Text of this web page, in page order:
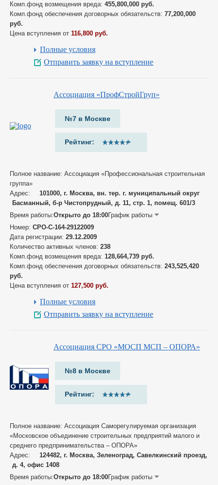
Комп.фонд возмещения вреда: 455,800,000 руб.
Комп.фонд обеспечения договорных обязательств: 77,200,000
руб.
Цена вступления от 116,800 руб.
Полные условия
Отправить заявку на вступление
Ассоциация «ПрофСтройГруп»
№7 в Москве
Рейтинг:
Полное название: Ассоциация «Профессиональная строительная
группа»
Адрес:
101000, г. Москва, вн. тер. г. муниципальный округ
Басманный, б-р Чистопрудный, д. 11, стр. 1, помещ. 601/3
Время работы:Открыто до 18:00График работы
Номер: СРО-С-164-29122009
Дата регистрации: 29.12.2009
Количество активных членов: 238
Комп.фонд возмещения вреда: 128,664,739 руб.
Комп.фонд обеспечения договорных обязательств: 243,525,420
руб.
Цена вступления от 127,500 руб.
Полные условия
Отправить заявку на вступление
Ассоциация СРО «МОСП МСП – ОПОРА»
№8 в Москве
Рейтинг:
Полное название: Ассоциация Саморегулируемая организация
«Московское объединение строительных предприятий малого и
среднего предпринимательства – ОПОРА»
Адрес:
124482, г. Москва, Зеленоград, Савелкинский проезд,
д. 4, офис 1408
Время работы:Открыто до 18:00График работы